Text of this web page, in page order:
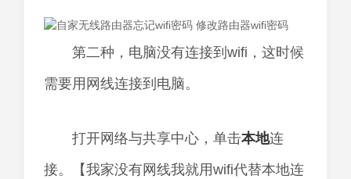
第二种，电脑没有连接到wifi，这时候
需要用网线连接到电脑。
打开网络与共享中心，单击本地连
接。【我家没有网线我就用wifi代替本地连